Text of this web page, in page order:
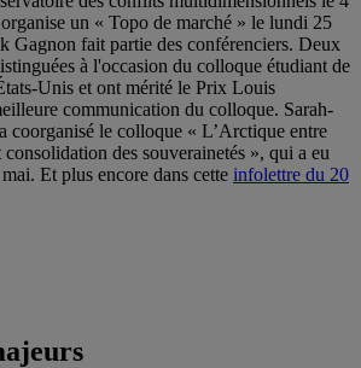
un « Topo de marché » le lundi 25
Gagnon fait partie des conférenciers. Deux
à l'occasion du colloque étudiant de
Unis et ont mérité le Prix Louis
communication du colloque. Sarah-
le colloque « L’Arctique entre
des souverainetés », qui a eu
Et plus encore dans cette infolettre du 20